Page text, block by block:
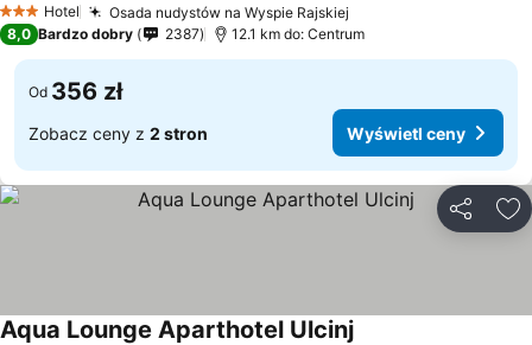
3 Kategoria
Hotel Osada nudystów na Wyspie Rajskiej
8,0 Bardzo dobry 2387 12.1 km do: Centrum
Od 356 zł
Zobacz ceny z 2 stron Wyświetl ceny
Aqua Lounge Aparthotel Ulcinj